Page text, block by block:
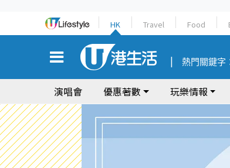
HK Travel Food
熱門關鍵字
演唱會 優惠著數 玩樂情報